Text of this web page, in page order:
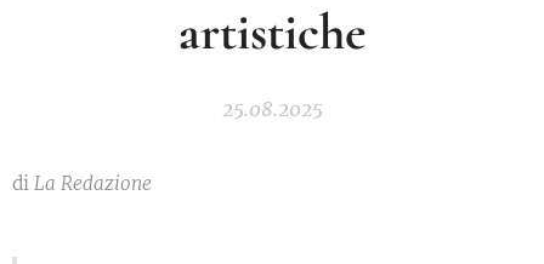
artistiche
25.08.2025
di La Redazione